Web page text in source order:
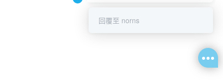
回覆至 norns